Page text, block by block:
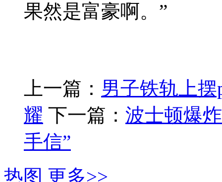
果然是富豪啊。”
上一篇： 男子铁轨上
耀 下一篇： 波士顿爆
手信”
热图 更多>>